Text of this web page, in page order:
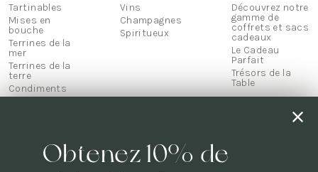
Obtenez 10% de
Tartinables
Mises en
bouche
Terrines de la
mer
Terrines de la
terre
Condiments
d'exception
Chocolats
Vins
Champagnes
Spiritueux
Découvrez notre
gamme de
coffrets et sacs
cadeaux
Le Cadeau
Parfait
Trésors de la
Table